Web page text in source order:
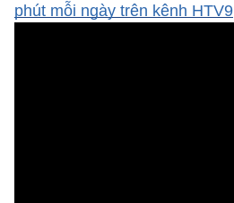
phút mỗi ngày trên kênh HTV9